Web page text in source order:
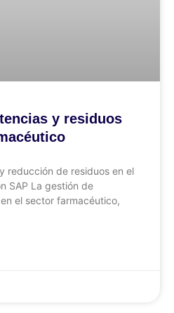
y residuos
reducción de residuos en el
SAP La gestión de
el sector farmacéutico,